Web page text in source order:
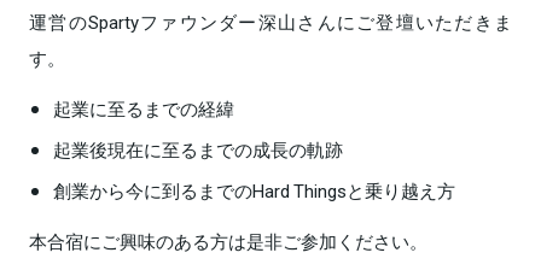
運営のSpartyファウンダー深山さんにご登壇いただきま
す。
起業に至るまでの経緯
起業後現在に至るまでの成長の軌跡
創業から今に到るまでのHard Thingsと乗り越え方
本合宿にご興味のある方は是非ご参加ください。